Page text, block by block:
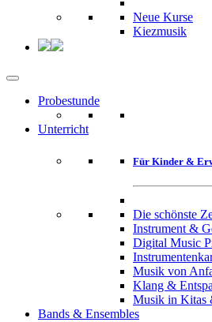
Neue Kurse
Kiezmusik
Probestunde
Unterricht
Für Kinder &
Die schönste
Instrument &
Digital Music
Musik von
Klang &
Musik in Kitas
Bands & Ensembles